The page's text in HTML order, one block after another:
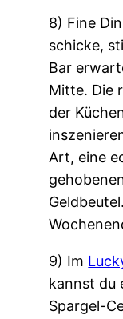
8) Fine
schicke,
Bar
Mitte. Die
der
Art, eine
9) Im
kannst du
Spargel-